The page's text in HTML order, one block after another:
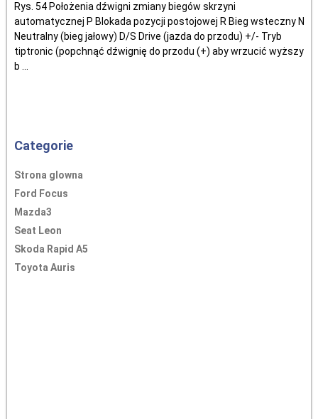
Rys. 54 Położenia dźwigni zmiany biegów skrzyni
automatycznej P Blokada pozycji postojowej R Bieg wsteczny N
Neutralny (bieg jałowy) D/S Drive (jazda do przodu) +/- Tryb
tiptronic (popchnąć dźwignię do przodu (+) aby wrzucić wyższy
b ...
Categorie
Strona glowna
Ford Focus
Mazda3
Seat Leon
Skoda Rapid A5
Toyota Auris